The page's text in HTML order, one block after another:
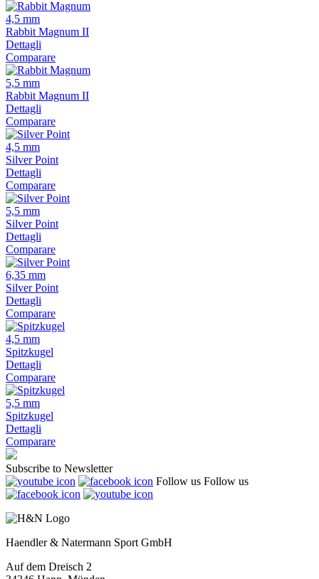
4,5 mm
Rabbit Magnum II
Dettagli
Comparare
5,5 mm
Rabbit Magnum II
Dettagli
Comparare
4,5 mm
Silver Point
Dettagli
Comparare
5,5 mm
Silver Point
Dettagli
Comparare
6,35 mm
Silver Point
Dettagli
Comparare
4,5 mm
Spitzkugel
Dettagli
Comparare
5,5 mm
Spitzkugel
Dettagli
Comparare
Subscribe to Newsletter
Follow us Follow us
Haendler & Natermann Sport GmbH
Auf dem Dreisch 2